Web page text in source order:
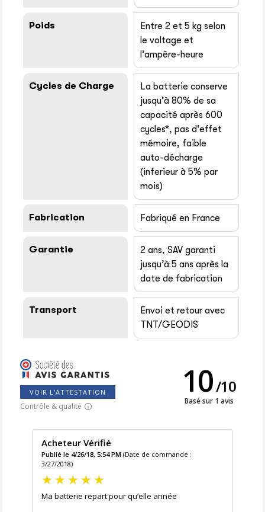
Poids
Entre 2 et 5 kg selon
le voltage et
l’ampère-heure
Cycles de Charge
La batterie conserve
jusqu’à 80% de sa
capacité après 600
cycles*, pas d'effet
mémoire, faible
auto-décharge
(inferieur à 5% par
mois)
Fabrication Fabriqué en France
Garantie
2 ans, SAV garanti
jusqu’à 5 ans après la
date de fabrication
Transport
Envoi et retour avec
TNT/GEODIS
VOIR L'ATTESTATION
Contrôle & qualité
10/10
Basé sur 1 avis
Acheteur Vérifié
Publié le 4/26/18, 5:54 PM (Date de commande :
3/27/2018)
Ma batterie repart pour qu’elle année